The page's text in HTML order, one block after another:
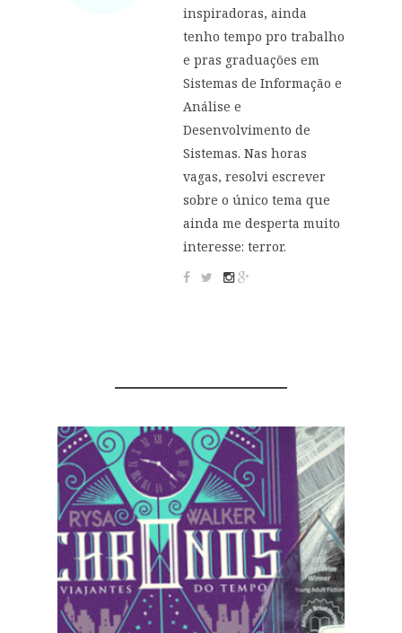
inspiradoras, ainda
tenho tempo pro trabalho
e pras graduações em
Sistemas de Informação e
Análise e
Desenvolvimento de
Sistemas. Nas horas
vagas, resolvi escrever
sobre o único tema que
ainda me desperta muito
interesse: terror.